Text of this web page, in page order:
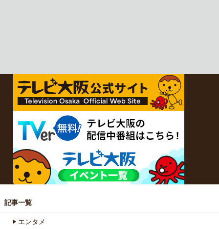
記事一覧
エンタメ